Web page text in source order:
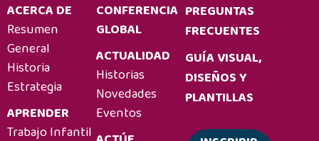
ACERCA DE
Resumen
General
Historia
Estrategia
APRENDER
Trabajo Infantil
CONFERENCIA
GLOBAL
ACTUALIDAD
Historias
Novedades
Eventos
PREGUNTAS
FRECUENTES
GUÍA VISUAL,
DISEÑOS Y
PLANTILLAS